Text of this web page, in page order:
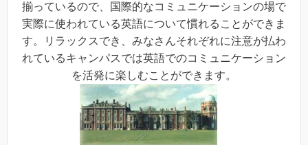
揃っているので、国際的なコミュニケーションの場で
実際に使われている英語について慣れることができま
す。リラックスでき、みなさんそれぞれに注意が払わ
れているキャンパスでは英語でのコミュニケーション
を活発に楽しむことができます。